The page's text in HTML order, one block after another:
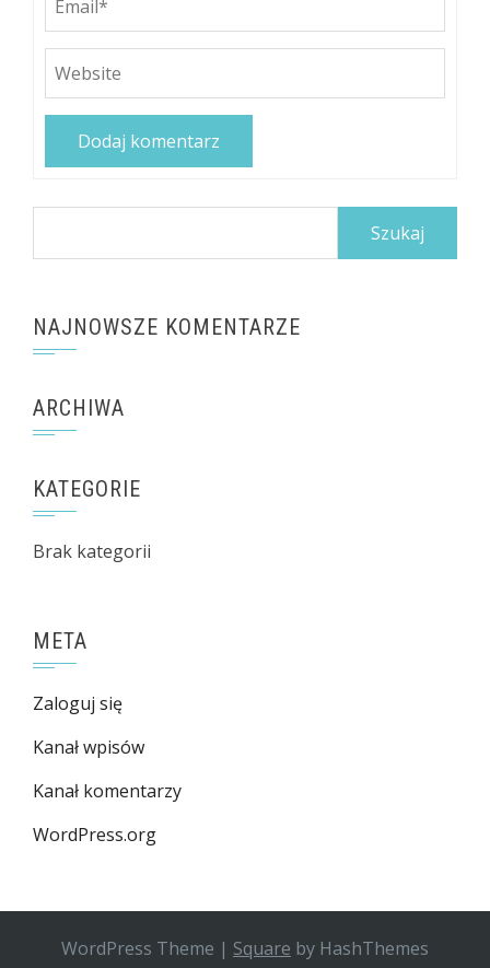
NAJNOWSZE KOMENTARZE
ARCHIWA
KATEGORIE
Brak kategorii
META
Zaloguj się
Kanał wpisów
Kanał komentarzy
WordPress.org
WordPress Theme | Square by HashThemes